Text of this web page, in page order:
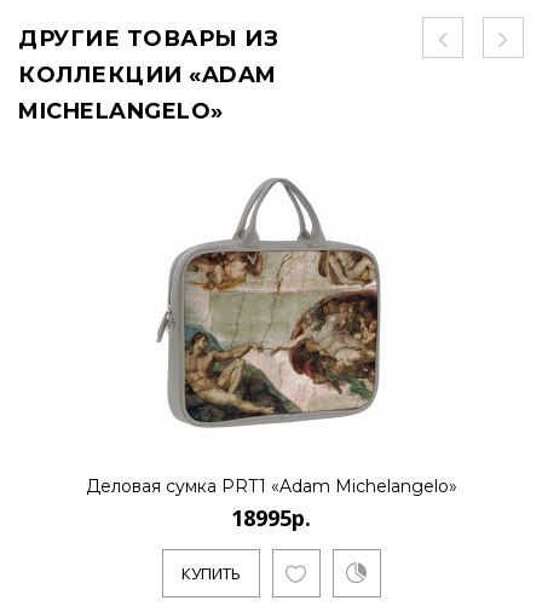
ДРУГИЕ ТОВАРЫ ИЗ
КОЛЛЕКЦИИ «ADAM
MICHELANGELO»
Деловая сумка PRT1 «Adam Michelangelo»
18995р.
КУПИТЬ